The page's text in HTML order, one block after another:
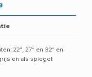
22”, 27” en 32” en
en als spiegel.